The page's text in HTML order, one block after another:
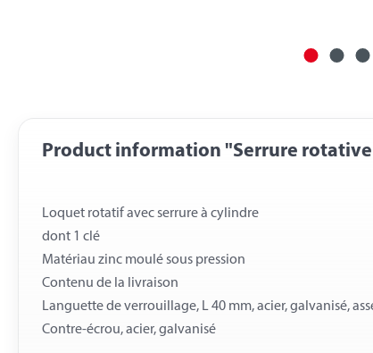
Product information "Serrure
Loquet rotatif avec serrure à cylindre
dont 1 clé
Matériau zinc moulé sous pression
Contenu de la livraison
Languette de verrouillage, L 40 mm, acier, galvanisé,
Contre-écrou, acier, galvanisé